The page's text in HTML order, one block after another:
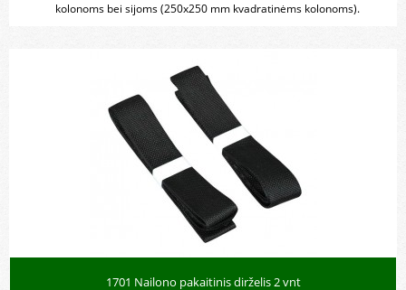
kolonoms bei sijoms (250x250 mm kvadratinėms kolonoms).
1701 Nailono pakaitinis dirželis 2 vnt